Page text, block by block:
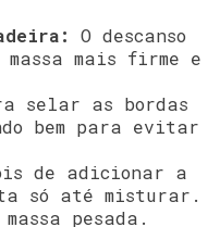
O descanso
mais firme e
selar as bordas
bem para evitar
de adicionar a
só até misturar.
pesada.